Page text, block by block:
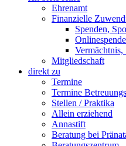
Ehrenamt
Finanzielle
Spenden,
Onlinespende
Vermächtnis,
Mitgliedschaft
direkt zu
Termine
Termine
Stellen / Praktika
Allein erziehend
Annastift
Beratung bei